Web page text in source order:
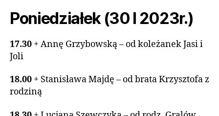
Poniedziałek (30 I 2023r.)
17.30 + Annę Grzybowską – od koleżanek Jasi i
Joli
18.00 + Stanisława Majdę – od brata Krzysztofa z
rodziną